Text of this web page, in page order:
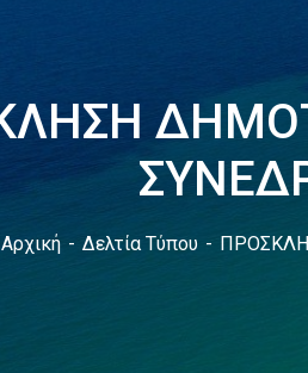
Αρχική Δελτία Τύπου